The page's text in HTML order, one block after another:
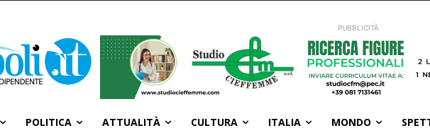
PUBBLICITÀ
POLITICA ATTUALITÀ CULTURA ITALIA MONDO